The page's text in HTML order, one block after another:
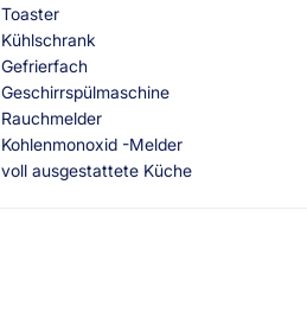
Toaster
Kühlschrank
Gefrierfach
Geschirrspülmaschine
Rauchmelder
Kohlenmonoxid -Melder
voll ausgestattete Küche